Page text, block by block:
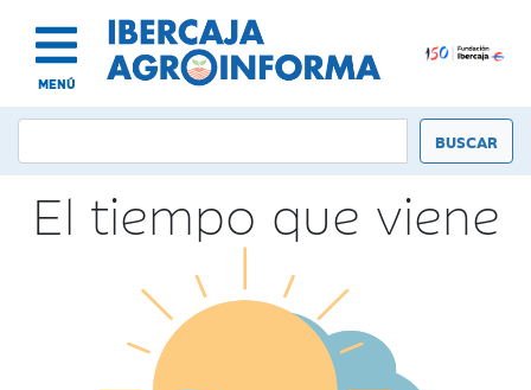
MENÚ
El tiempo que viene